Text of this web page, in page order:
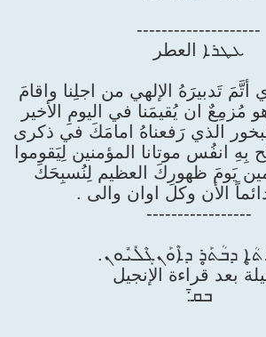
--------------------
ܥܛܪܐ العطر
أتَّمَ تَدبيرَهُ الإلهي من اجلِنا واقامَ
مُزمِعٌ ان يُقيمَنا في اليومِ الأخير
الذي رَفعناهُ امامَكَ في ذكرى
بِهِ انفُس موتانا المؤمنين لِيَقوموا
يَومَ ظهورِكَ العظيم لِنُسبِحَكَ
الأن وكل اوان والى .
-----------------
ܕܒܳܬ̥ܰܪ ܕܐܶܘܰܢܓܶܠܺܝܽܘܢ.
بعد قراءة الإنجيل
ܒܩ̄: